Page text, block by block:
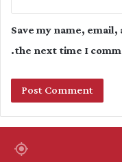
Save my name,
the next time I